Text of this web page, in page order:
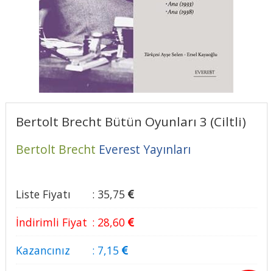
Bertolt Brecht Bütün Oyunları 3 (Ciltli)
Bertolt Brecht Everest Yayınları
Liste Fiyatı : 35,75
İndirimli Fiyat : 28,60
Kazancınız
: 7,15